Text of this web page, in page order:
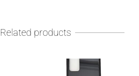
Related products